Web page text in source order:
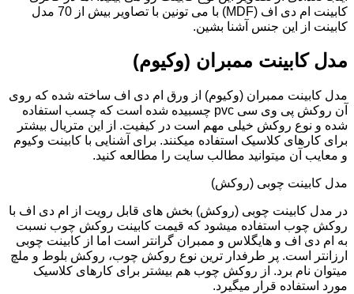
کابینت ام دی اف (MDF) با می تونین با تصاویر بیش از 70 مدل
کابینت از این جنس آشنا بشین.
مدل کابینت ممبران (وکیوم)
مدل کابینت ممبران (وکیوم) از ورق ام دی اف ساخته شده که روی
آن روکش پی وی سی pvc چسبیده شده است که چسب استفاده
شده و نوع روکش خیلی مهم است در کیفیت. از این متریال بیشتر
برای کارهای کلاسیک استفاده میکنند. برای آشنایی با کابینت وکیوم
و معایب آن میتوانید مطالب سایت را مطالعه کنید.
مدل کابینت چوبی (روکش)
در مدل کابینت چوبی (روکش) بخش های قابل رویت از ام دی اف با
روکش چوب استفاده میشود که قیمت کابینت روکش چوب نسبت
به ام دی اف و هایگلاس و ممبران گرانتر است اما از کابینت چوبی
ارزانتر است. پر طرفدار ترین نوع روکش چوب، روکش بلوط و ملچ
میتوان نام برد. از روکش چوب هم بیشتر برای کارهای کلاسیک
مورد استفاده قرار میگیرد.